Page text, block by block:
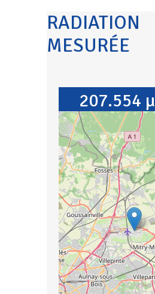
RADIATION
MESURÉE
207.554